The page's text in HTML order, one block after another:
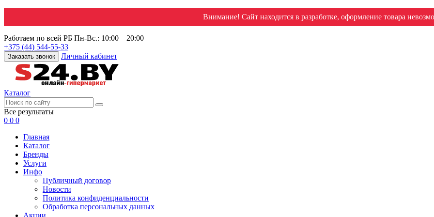
Внимание! Сайт находится в разработке, оформление товара
Работаем по всей РБ Пн-Вс.: 10:00 – 20:00
+375 (44) 544-55-33
Заказать звонок Личный кабинет
Каталог
Все результаты
0 0 0
Главная
Каталог
Бренды
Услуги
Инфо
Публичный договор
Новости
Политика конфиденциальности
Обработка персональных данных
Акции